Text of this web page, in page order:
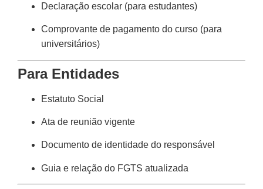
Declaração escolar (para estudantes)
Comprovante de pagamento do curso (para
universitários)
Para Entidades
Estatuto Social
Ata de reunião vigente
Documento de identidade do responsável
Guia e relação do FGTS atualizada